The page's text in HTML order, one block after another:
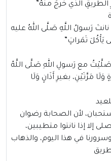
الطريقِ الذي خرجَ منهُ”
رَسولُ اللَّهِ صَلَّى اللهُ عليه
يَأْكُلَ تَمَراتٍ”
مع رَسولِ اللهِ صَلَّى اللَّهُ
مَرَّتَيْنِ، بغيرِ أَذَانٍ وَلَا
لأن الصحابة رضوان
إلا إذا نانتوا متطيبين،
في هذا اليوم، والذهاب